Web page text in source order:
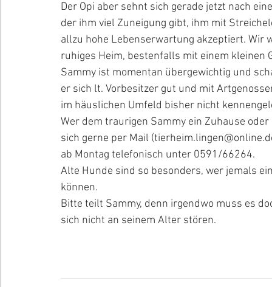
Der Opi aber sehnt sich gerade jetzt nach
der ihm viel Zuneigung gibt, ihm mit
allzu hohe Lebenserwartung akzeptiert.
ruhiges Heim, bestenfalls mit einem kleinen
Sammy ist momentan übergewichtig und
er sich lt. Vorbesitzer gut und mit
im häuslichen Umfeld bisher nicht
Wer dem traurigen Sammy ein Zuhause
sich gerne per Mail
ab Montag telefonisch unter 0591/66264.
Alte Hunde sind so besonders, wer jemals
können.
Bitte teilt Sammy, denn irgendwo muss es
sich nicht an seinem Alter stören.